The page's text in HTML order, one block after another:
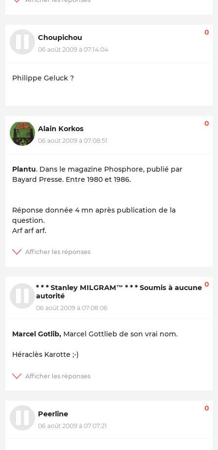
Choupichou
06 août 2009 à 07:14:04
0
Philippe Geluck ?
Alain Korkos
06 août 2009 à 07:08:51
0
Plantu. Dans le magazine Phosphore, publié par
Bayard Presse. Entre 1980 et 1986.
Réponse donnée 4 mn après publication de la
question.
Arf arf arf.
* * * Stanley MILGRAM™ * * * Soumis à aucune
autorité
06 août 2009 à 07:08:06
0
Marcel Gotlib, Marcel Gottlieb de son vrai nom.
Héraclès Karotte ;-)
Peerline
06 août 2009 à 07:07:21
0